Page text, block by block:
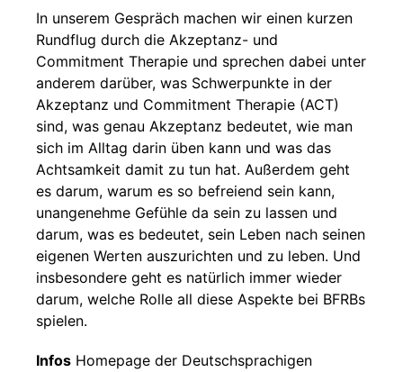
In unserem Gespräch machen wir einen kurzen
Rundflug durch die Akzeptanz- und
Commitment Therapie und sprechen dabei unter
anderem darüber, was Schwerpunkte in der
Akzeptanz und Commitment Therapie (ACT)
sind, was genau Akzeptanz bedeutet, wie man
sich im Alltag darin üben kann und was das
Achtsamkeit damit zu tun hat. Außerdem geht
es darum, warum es so befreiend sein kann,
unangenehme Gefühle da sein zu lassen und
darum, was es bedeutet, sein Leben nach seinen
eigenen Werten auszurichten und zu leben. Und
insbesondere geht es natürlich immer wieder
darum, welche Rolle all diese Aspekte bei BFRBs
spielen.
Infos Homepage der Deutschsprachigen